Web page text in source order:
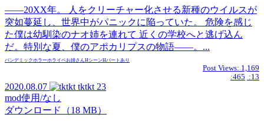
――20XX年。 人をクリーチャー化させる新種のウイルスが
突如蔓延し、世界中がパニックに陥っていた。 危険を感じ
た僕は幼馴染のナオ姉を連れて 近くの学校へと逃げ込ん
だ。特別な夏、僕のアポカリプスの物語――。...
パンデミックホラーホライベお姉さんHシーンHパートあり
Post Views: 1,169
:465 :13
2020.08.07 tktkt 23
mod使用/なし
ダウンロード（18 MB）